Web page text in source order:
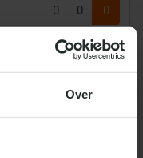
Over
alsof het een
0 0 0
0 0 0
0 0 0